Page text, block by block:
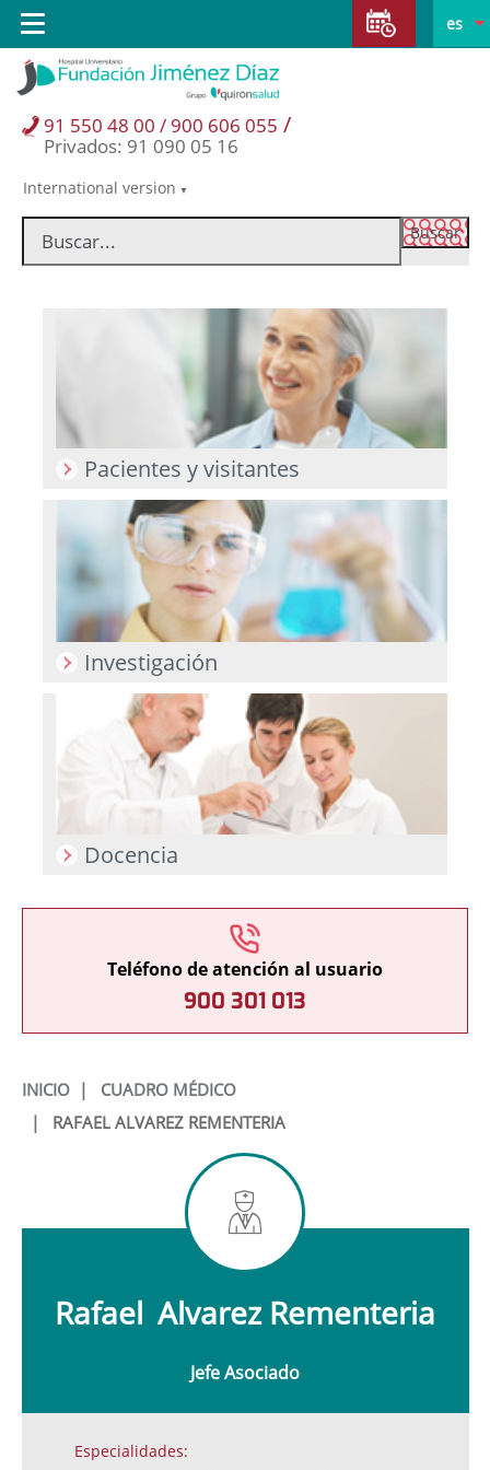
Saltar al contenido
Saltar
contenido
Selector
idioma
activo
es
International version
91 550 48 00 / 900 606 055 /
Privados: 91 090 05 16
Toggle
navigation
Pacientes y visitantes
Investigación
Docencia
Teléfono de atención al usuario
900 301 013
INICIO| CUADRO MÉDICO
| RAFAEL ALVAREZ REMENTERIA
Rafael Alvarez Rementeria
Jefe Asociado
Especialidades: